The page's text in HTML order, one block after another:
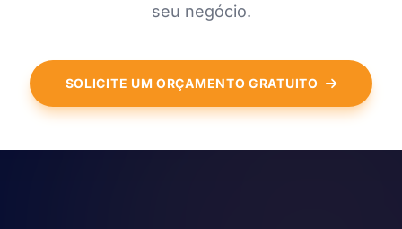
seu negócio.
SOLICITE UM ORÇAMENTO GRATUITO